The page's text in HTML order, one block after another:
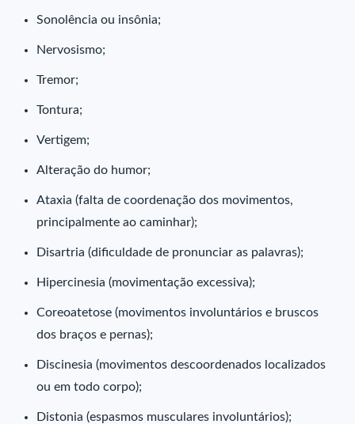
Sonolência ou insônia;
Nervosismo;
Tremor;
Tontura;
Vertigem;
Alteração do humor;
Ataxia (falta de coordenação dos movimentos,
principalmente ao caminhar);
Disartria (dificuldade de pronunciar as palavras);
Hipercinesia (movimentação excessiva);
Coreoatetose (movimentos involuntários e bruscos
dos braços e pernas);
Discinesia (movimentos descoordenados localizados
ou em todo corpo);
Distonia (espasmos musculares involuntários);